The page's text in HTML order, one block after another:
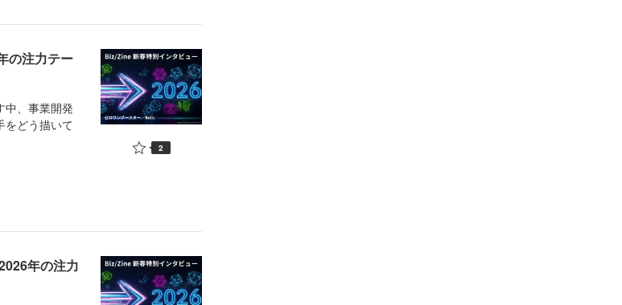
の注力テー
中、事業開発
をどう描いて
2
年の注力